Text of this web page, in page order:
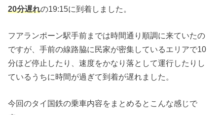
20分遅れの19:15に到着しました。
フアランポーン駅手前までは時間通り順調に来ていたの
ですが、手前の線路脇に民家が密集しているエリアで10
分ほど停止したり、速度をかなり落として運行したりし
ているうちに時間が過ぎて到着が遅れました。
今回のタイ国鉄の乗車内容をまとめるとこんな感じで